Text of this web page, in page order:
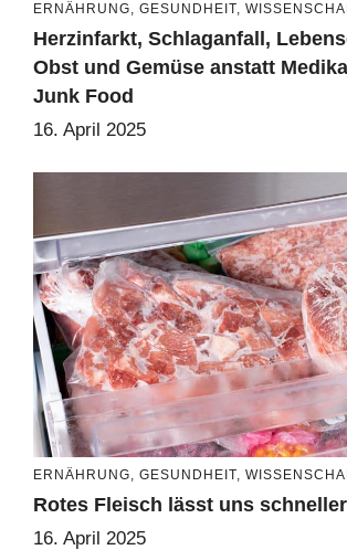
ERNÄHRUNG, GESUNDHEIT,
Herzinfarkt, Schlaganfall,
Obst und Gemüse anstatt
Junk Food
16. April 2025
ERNÄHRUNG, GESUNDHEIT,
Rotes Fleisch lässt uns
16. April 2025